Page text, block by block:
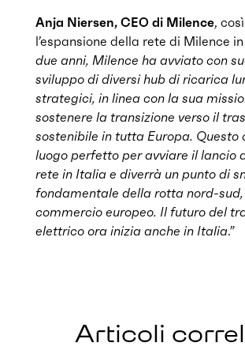
Anja Niersen, CEO di Milence,
l’espansione della rete di Milence
due anni, Milence ha avviato con
sviluppo di diversi hub di ricarica
strategici, in linea con la sua
sostenere la transizione verso il
sostenibile in tutta Europa. Questo
luogo perfetto per avviare il lancio
rete in Italia e diverrà un punto di
fondamentale della rotta nord-
commercio europeo. Il futuro del
elettrico ora inizia anche in Italia.”
Articoli